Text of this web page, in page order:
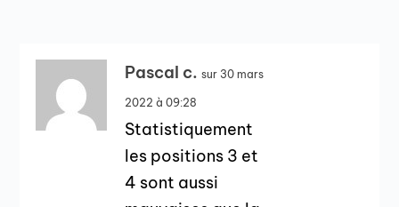
Pascal c. sur 30 mars
2022 à 09:28
Statistiquement
les positions 3 et
4 sont aussi